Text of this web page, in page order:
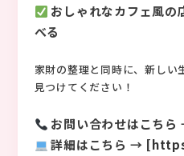
おしゃれなカフェ風の
べる
家財の整理と同時に、新しい
見つけてください！
お問い合わせはこち
詳細はこちら → [